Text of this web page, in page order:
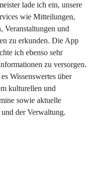
lade ich ein, unsere
wie Mitteilungen,
Veranstaltungen und
zu erkunden. Die App
ich ebenso sehr
zu versorgen.
Wissenswertes über
kulturellen und
sowie aktuelle
der Verwaltung.